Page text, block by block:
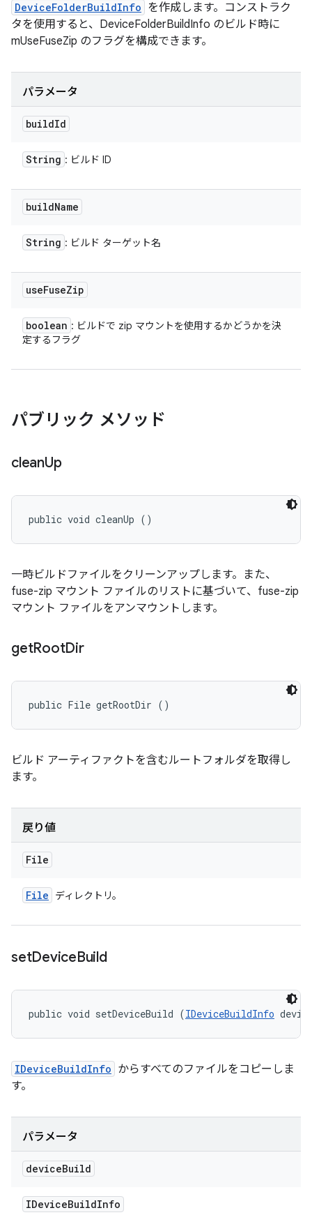
DeviceFolderBuildInfo を作成します。コンストラク
タを使用すると、DeviceFolderBuildInfo のビルド時に
mUseFuseZip のフラグを構成できます。
パラメータ
buildId
String : ビルド ID
buildName
String : ビルド ターゲット名
useFuseZip
boolean : ビルドで zip マウントを使用するかどうかを決
定するフラグ
パブリック メソッド
cleanUp
public void cleanUp ()
一時ビルドファイルをクリーンアップします。また、
fuse-zip マウント ファイルのリストに基づいて、fuse-zip
マウント ファイルをアンマウントします。
getRootDir
public File getRootDir ()
ビルド アーティファクトを含むルートフォルダを取得し
ます。
戻り値
File
File ディレクトリ。
setDeviceBuild
public void setDeviceBuild (IDeviceBuildInfo
IDeviceBuildInfo からすべてのファイルをコピーしま
す。
パラメータ
deviceBuild
IDeviceBuildInfo